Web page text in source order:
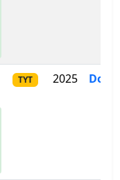
TYT 2025